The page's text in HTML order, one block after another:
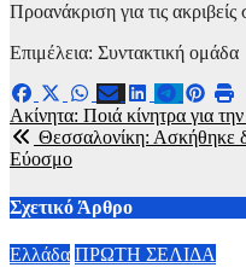
Προανάκριση για τις
Επιμέλεια: Συντακτική ομάδα
Πλοήγηση
άρθρων
Ακίνητα: Ποιά κίνητρα για
Θεσσαλονίκη: Ασκήθηκε
Εύοσμο
Σχετικό Άρθρο
Ελλάδα ΠΡΩΤΗ ΣΕΛΙΔΑ